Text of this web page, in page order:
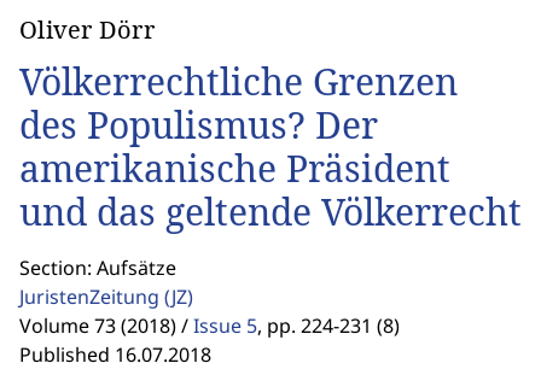
Oliver Dörr
Völkerrechtliche Grenzen
des Populismus? Der
amerikanische Präsident
und das geltende Völkerrecht
Section: Aufsätze
JuristenZeitung (JZ)
Volume 73 (2018) /Issue 5, pp. 224-231 (8)
Published 16.07.2018